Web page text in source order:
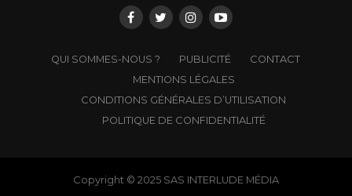
QUI SOMMES-NOUS ? PUBLICITÉ
CONTACT
MENTIONS LÉGALES
CONDITIONS GÉNÉRALES D’UTILISATION
POLITIQUE DE CONFIDENTIALITÉ
Copyright © 2025 SAS INTERLUDE MÉDIA